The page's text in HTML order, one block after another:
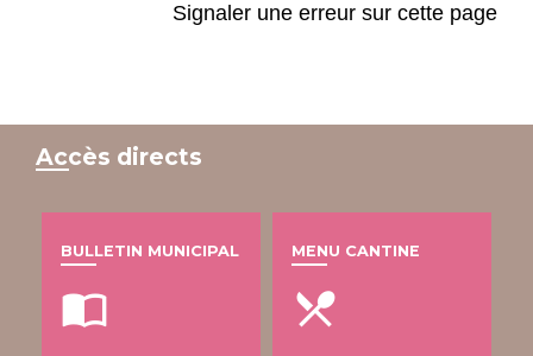
Signaler une erreur sur cette page
Accès directs
BULLETIN MUNICIPAL
import_contacts
MENU CANTINE
local_dining